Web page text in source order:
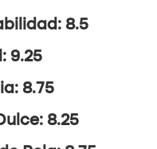
8.5
9.25
8.75
8.25